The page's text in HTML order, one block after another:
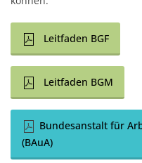
Leitfaden BGF
Leitfaden BGM
Bundesanstalt für
(BAuA)